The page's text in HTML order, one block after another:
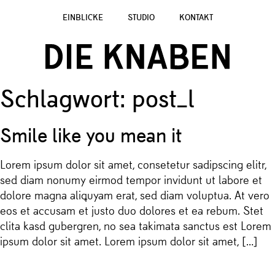
EINBLICKE STUDIO KONTAKT
Schlagwort: post_l
Smile like you mean it
Lorem ipsum dolor sit amet, consetetur sadipscing elitr,
sed diam nonumy eirmod tempor invidunt ut labore et
dolore magna aliquyam erat, sed diam voluptua. At vero
eos et accusam et justo duo dolores et ea rebum. Stet
clita kasd gubergren, no sea takimata sanctus est Lorem
ipsum dolor sit amet. Lorem ipsum dolor sit amet, […]